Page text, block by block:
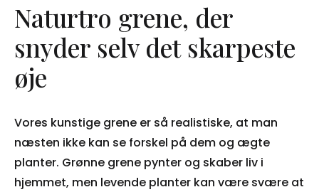
Naturtro grene, der
snyder selv det skarpeste
øje
Vores kunstige grene er så realistiske, at man
næsten ikke kan se forskel på dem og ægte
planter. Grønne grene pynter og skaber liv i
hjemmet, men levende planter kan være svære at